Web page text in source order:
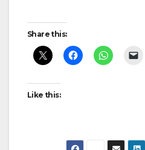
Post
navigation
Share this:
Like this: